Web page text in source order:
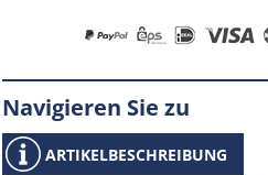
Navigieren Sie zu
ARTIKELBESCHREIBUNG